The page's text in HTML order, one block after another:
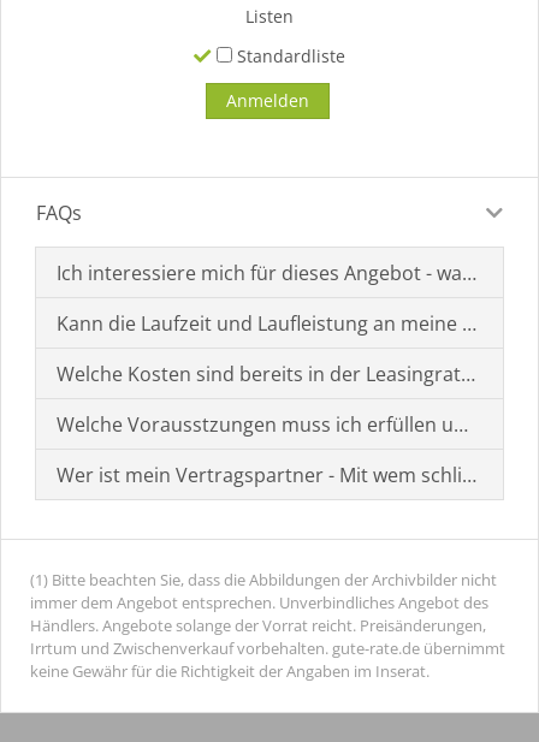
Listen
Standardliste
FAQs
Ich interessiere mich für dieses Angebot - was muss
Kann die Laufzeit und Laufleistung an meine
Welche Kosten sind bereits in der Leasingrate
Welche Vorausstzungen muss ich erfüllen um einen
Wer ist mein Vertragspartner - Mit wem schließe ich
(1) Bitte beachten Sie, dass die Abbildungen der Archivbilder nicht
immer dem Angebot entsprechen. Unverbindliches Angebot des
Händlers. Angebote solange der Vorrat reicht. Preisänderungen,
Irrtum und Zwischenverkauf vorbehalten. gute-rate.de übernimmt
keine Gewähr für die Richtigkeit der Angaben im Inserat.